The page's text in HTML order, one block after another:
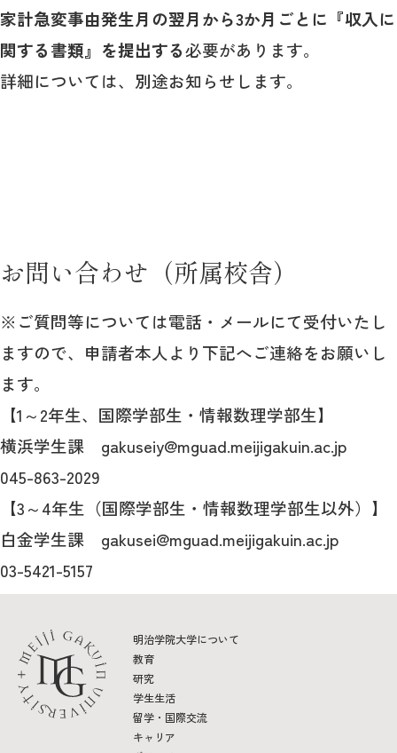
家計急変事由発生月の翌月から3か月ごとに『収入に
関する書類』を提出する必要があります。
詳細については、別途お知らせします。
お問い合わせ（所属校舎）
※ご質問等については電話・メールにて受付いたし
ますので、申請者本人より下記へご連絡をお願いし
ます。
【1～2年生、国際学部生・情報数理学部生】
横浜学生課 gakuseiy@mguad.meijigakuin.ac.jp
045-863-2029
【3～4年生（国際学部生・情報数理学部生以外）】
白金学生課 gakusei@mguad.meijigakuin.ac.jp
03-5421-5157
明治学院大学について
教育
研究
学生生活
留学・国際交流
キャリア